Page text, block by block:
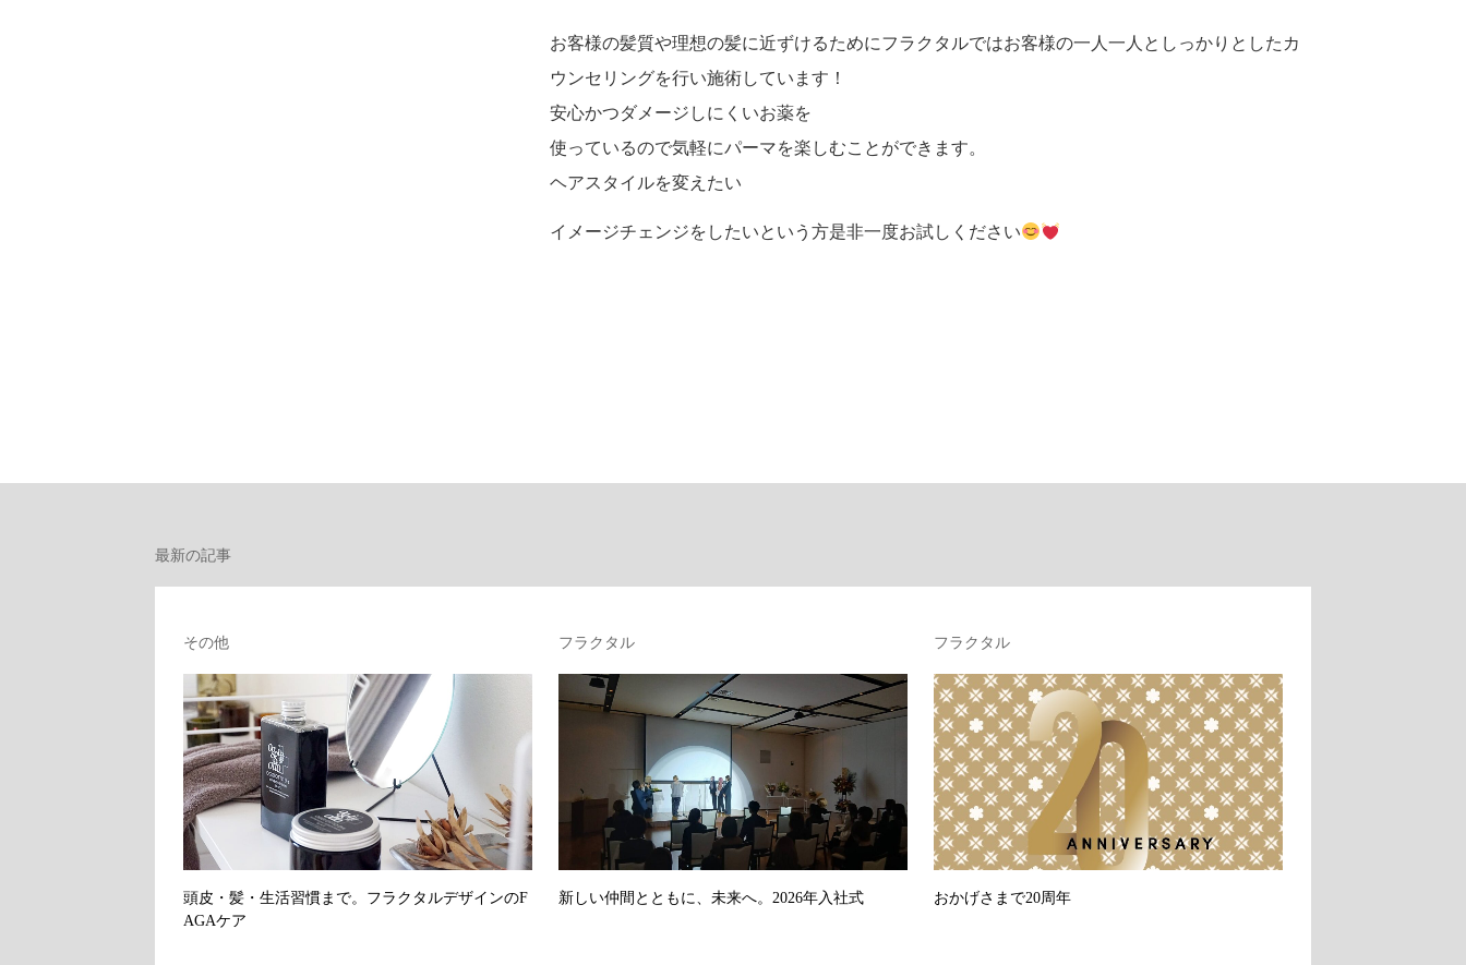
お客様の髪質や理想の髪に近ずけるためにフラクタルではお客様の一人一人としっかりとしたカ
ウンセリングを行い施術しています！
安心かつダメージしにくいお薬を
使っているので気軽にパーマを楽しむことができます。
ヘアスタイルを変えたい
イメージチェンジをしたいという方是非一度お試しください
最新の記事
その他
頭皮・髪・生活習慣まで。フラクタルデザインのF
AGAケア
フラクタル
新しい仲間とともに、未来へ。2026年入社式
フラクタル
おかげさまで20周年